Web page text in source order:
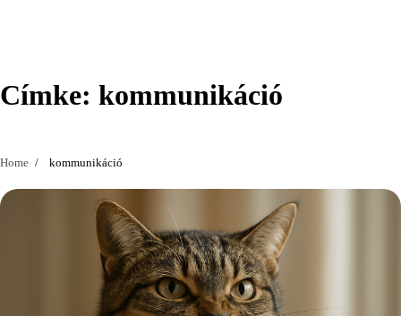
Címke: kommunikáció
Home kommunikáció